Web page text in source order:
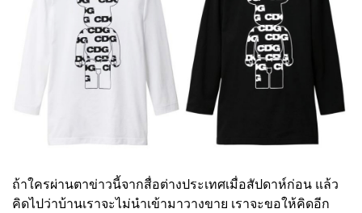
ถ้าใครผ่านตาข่าวนี้จากสื่อต่างประเทศเมื่อสัปดาห์ก่อน แล้ว
คิดไปว่าบ้านเราจะไม่นำเข้ามาวางขาย เราจะขอให้คิดอีก